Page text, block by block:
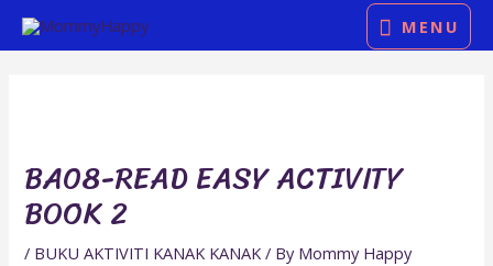
Skip
MENU
MENU
BA08-READ EASY ACTIVITY
BOOK 2
/ BUKU AKTIVITI KANAK KANAK / By Mommy Happy